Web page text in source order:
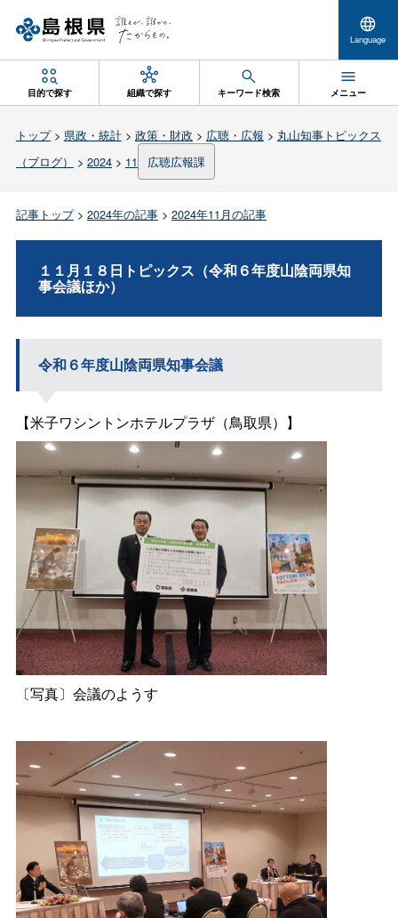
Language
目的で探す 組織で探す キーワード検索 メニュー
トップ> 県政・統計> 政策・財政 > 広聴・広報 > 丸山知事トピックス
（ブログ）
> 2024> 11 広聴広報課
記事トップ> 2024年の記事> 2024年11月の記事
１１月１８日トピックス（令和６年度山陰両県知
事会議ほか）
令和６年度山陰両県知事会議
【米子ワシントンホテルプラザ（鳥取県）】
〔写真〕会議のようす